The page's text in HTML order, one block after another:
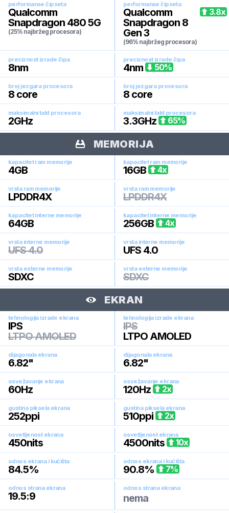
performanse čipseta
Qualcomm
Snapdragon 480 5G
(25% najbržeg procesora)
performanse čipseta
Qualcomm
Snapdragon 8
Gen 3
(96% najbržeg procesora)
3.8x
preciznost izrade čipa
8nm
preciznost izrade čipa
4nm 50%
broj jezgara procesora
8 core
broj jezgara procesora
8 core
maksimalni takt procesora
2GHz
maksimalni takt procesora
3.3GHz 65%
MEMORIJA
kapacitet ram memorije
4GB
kapacitet ram memorije
16GB 4x
vrsta ram memorije
LPDDR4X
vrsta ram memorije
LPDDR4X
kapacitet interne memorije
64GB
kapacitet interne memorije
256GB 4x
vrsta interne memorije
UFS 4.0
vrsta interne memorije
UFS 4.0
vrsta externe memorije
SDXC
vrsta externe memorije
SDXC
EKRAN
tehnologija izrade ekrana
IPS
LTPO AMOLED
tehnologija izrade ekrana
IPS
LTPO AMOLED
dijagonala ekrana
6.82"
dijagonala ekrana
6.82"
osvežavanje ekrana
60Hz
osvežavanje ekrana
120Hz 2x
gustina piksela ekrana
252ppi
gustina piksela ekrana
510ppi 2x
osvetljenost ekrana
450nits
osvetljenost ekrana
4500nits 10x
odnos ekrana i kućišta
84.5%
odnos ekrana i kućišta
90.8% 7%
odnos strana ekrana
19.5:9
odnos strana ekrana
nema